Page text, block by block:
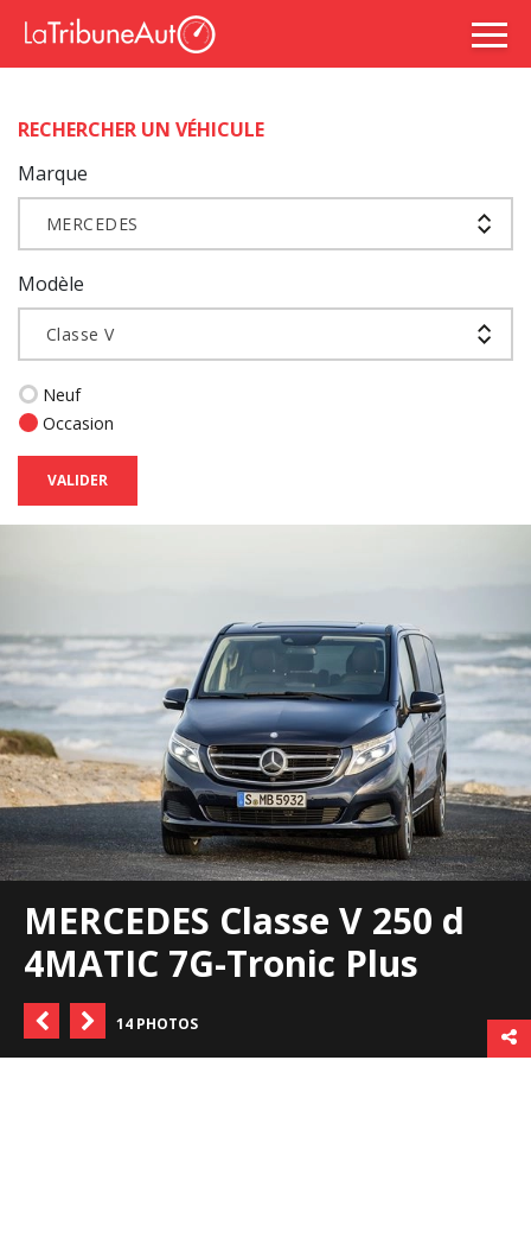
RECHERCHER UN VÉHICULE
Marque
MERCEDES
Modèle
Classe V
Neuf
Occasion
VALIDER
MERCEDES Classe V 250 d
4MATIC 7G-Tronic Plus
14 PHOTOS